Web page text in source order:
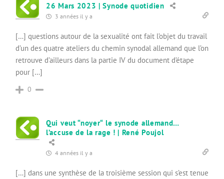
26 Mars 2023 | Synode quotidien
3 années il y a
[…] questions autour de la sexualité ont fait l’objet du travail
d’un des quatre ateliers du chemin synodal allemand que l’on
retrouve d’ailleurs dans la partie IV du document d’étape
pour […]
0
Qui veut “noyer“ le synode allemand…
l’accuse de la rage ! | René Poujol
4 années il y a
[…] dans une synthèse de la troisième session qui s’est tenue